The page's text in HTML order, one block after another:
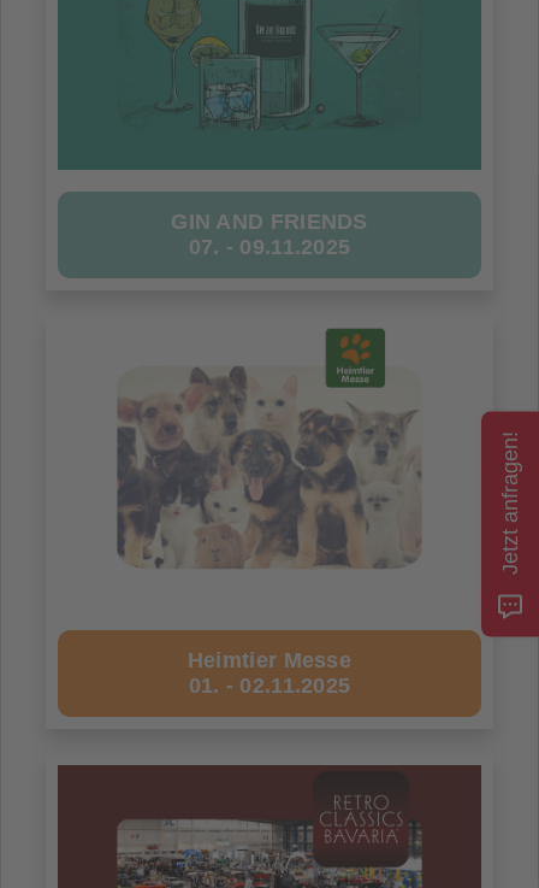
GIN AND FRIENDS
07. - 09.11.2025
Heimtier Messe
01. - 02.11.2025
Jetzt anfragen!